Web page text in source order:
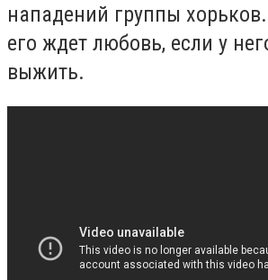
нападений группы
его ждет любовь, если у
выжить.